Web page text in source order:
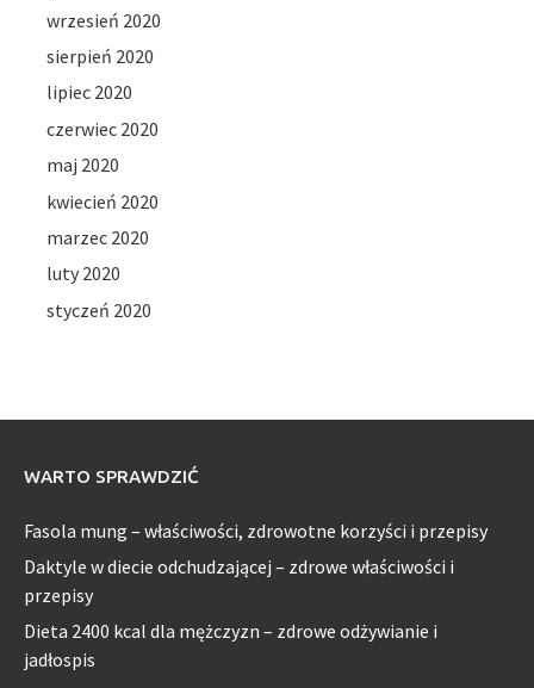
wrzesień 2020
sierpień 2020
lipiec 2020
czerwiec 2020
maj 2020
kwiecień 2020
marzec 2020
luty 2020
styczeń 2020
WARTO SPRAWDZIĆ
Fasola mung – właściwości, zdrowotne korzyści i przepisy
Daktyle w diecie odchudzającej – zdrowe właściwości i
przepisy
Dieta 2400 kcal dla mężczyzn – zdrowe odżywianie i
jadłospis